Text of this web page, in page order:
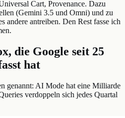
Cart, Provenance. Dazu
(Gemini 3.5 und Omni) und zu
andere antreiben. Den Rest fasse ich
die Google seit 25
hat
genannt: AI Mode hat eine Milliarde
verdoppeln sich jedes Quartal